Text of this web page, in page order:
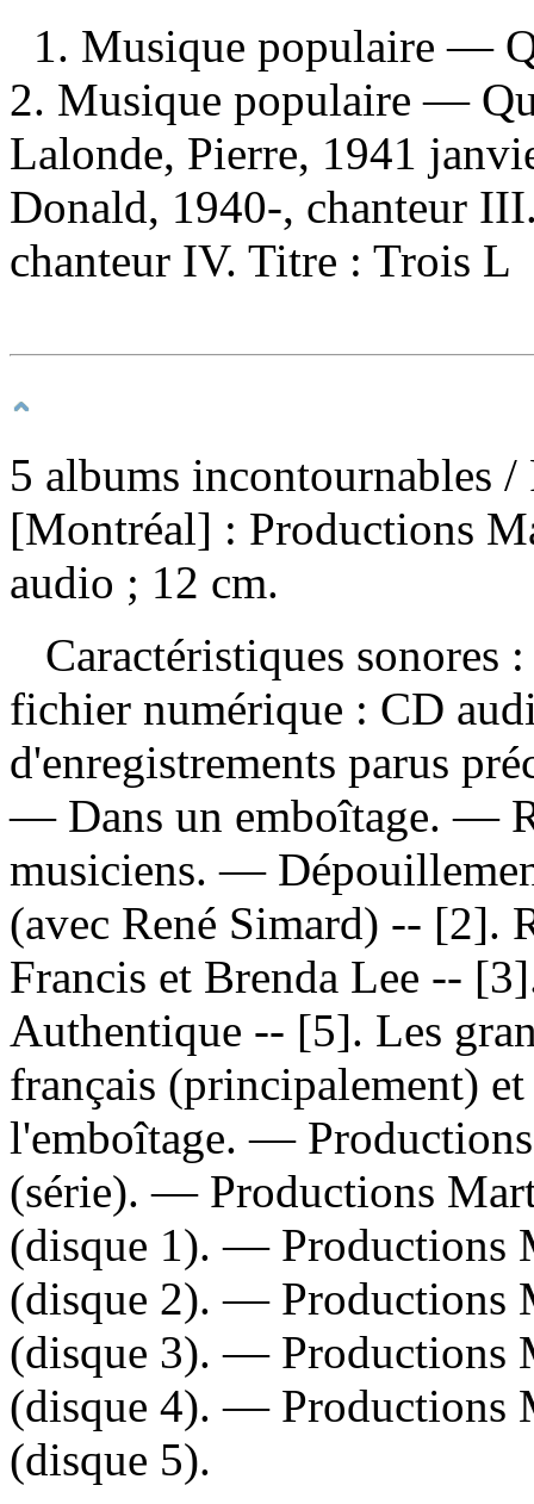
1. Musique populaire —
2. Musique populaire —
Lalonde, Pierre, 1941
Donald, 1940-, chanteur
chanteur IV. Titre : Trois L
5 albums incontournables /
[Montréal] : Productions
audio ; 12 cm.
Caractéristiques sonores
fichier numérique : CD
d'enregistrements parus
— Dans un emboîtage. —
musiciens. —
(avec René Simard) -- [2].
Francis et Brenda Lee --
Authentique -- [5]. Les
français (principalement)
l'emboîtage. —
(série). — Productions
(disque 1). — Productions
(disque 2). — Productions
(disque 3). — Productions
(disque 4). — Productions
(disque 5).